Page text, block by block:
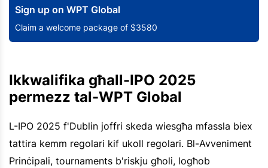
Sign up on WPT Global
Claim a welcome package of $3580
Ikkwalifika għall-IPO 2025
permezz tal-WPT Global
L-IPO 2025 f'Dublin joffri skeda wiesgħa mfassla biex
tattira kemm regolari kif ukoll regolari. Bl-Avveniment
Prinċipali, tournaments b'riskju għoli, logħob